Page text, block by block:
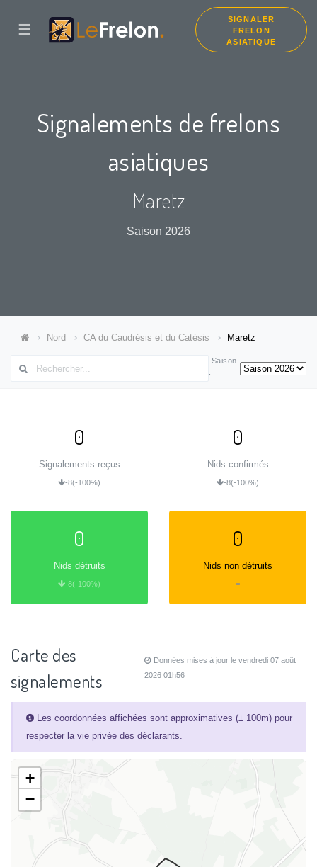
☰
SIGNALER
FRELON
ASIATIQUE
Signalements de frelons
asiatiques
Maretz
Saison 2026
Nord CA du Caudrésis et du Catésis Maretz
Saison
:
0
Signalements reçus
-8(-100%)
0
Nids confirmés
-8(-100%)
0
Nids détruits
-8(-100%)
0
Nids non détruits
=
Carte des
signalements
Données mises à jour le vendredi 07 août
2026 01h56
Les coordonnées affichées sont approximatives (± 100m) pour
respecter la vie privée des déclarants.
+
−